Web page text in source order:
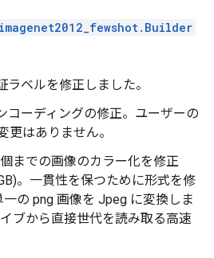
ラベルを修正しました。
コーディングの修正。ユーザーの
更はありません。
までの画像のカラー化を修正
。一貫性を保つために形式を修
の png 画像を Jpeg に変換しま
ブから直接世代を読み取る高速